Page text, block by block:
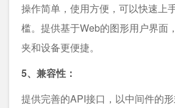
操作简单，使用方便，可以快速上
槛。提供基于Web的图形用户界面
夹和设备更便捷。
5、兼容性：
提供完善的API接⼝，以中间件的